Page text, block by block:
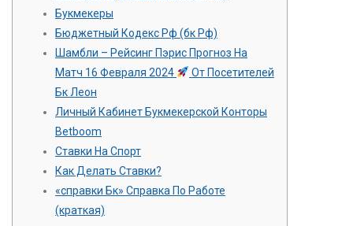
Букмекеры
Бюджетный Кодекс Рф (бк Рф)
Шамбли – Рейсинг Пэрис Прогноз На
Матч 16 Февраля 2024
От Посетителей
Бк Леон
Личный Кабинет Букмекерской Конторы
Betboom
Ставки На Спорт
Как Делать Ставки?
«справки Бк» Справка По Работе
(краткая)